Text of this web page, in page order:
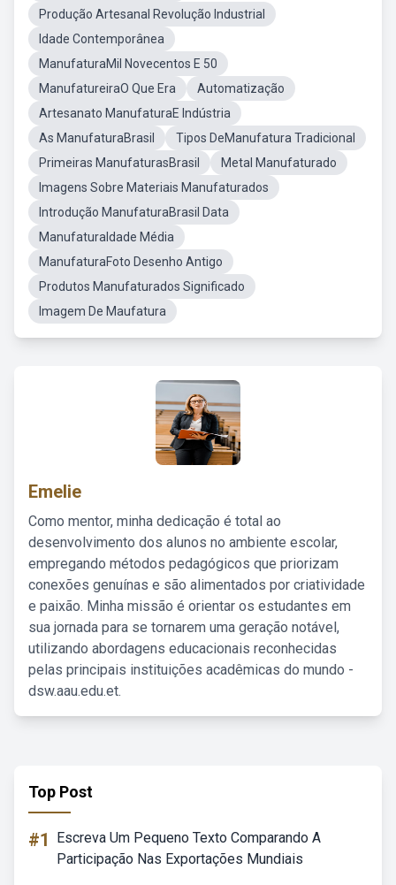
Produção Artesanal Revolução Industrial
Idade Contemporânea
ManufaturaMil Novecentos E 50
ManufatureiraO Que Era
Automatização
Artesanato ManufaturaE Indústria
As ManufaturaBrasil
Tipos DeManufatura Tradicional
Primeiras ManufaturasBrasil
Metal Manufaturado
Imagens Sobre Materiais Manufaturados
Introdução ManufaturaBrasil Data
ManufaturaIdade Média
ManufaturaFoto Desenho Antigo
Produtos Manufaturados Significado
Imagem De Maufatura
Emelie
Como mentor, minha dedicação é total ao
desenvolvimento dos alunos no ambiente escolar,
empregando métodos pedagógicos que priorizam
conexões genuínas e são alimentados por criatividade
e paixão. Minha missão é orientar os estudantes em
sua jornada para se tornarem uma geração notável,
utilizando abordagens educacionais reconhecidas
pelas principais instituições acadêmicas do mundo -
dsw.aau.edu.et.
Top Post
#1
Escreva Um Pequeno Texto Comparando A
Participação Nas Exportações Mundiais